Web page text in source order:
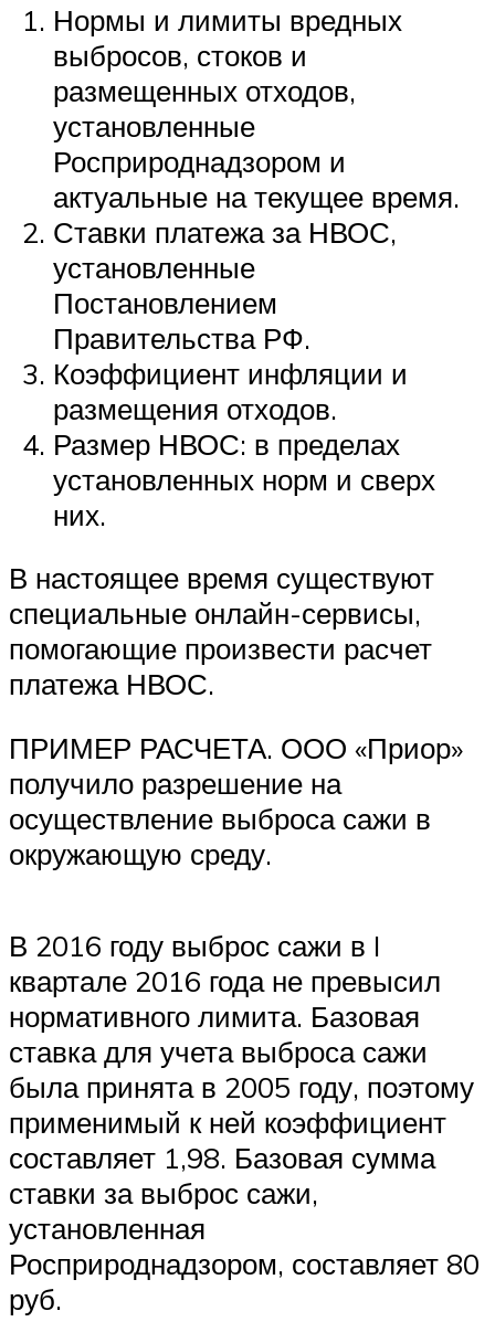
Нормы и лимиты вредных
выбросов, стоков и
размещенных отходов,
установленные
Росприроднадзором и
актуальные на текущее время.
Ставки платежа за НВОС,
установленные
Постановлением
Правительства РФ.
Коэффициент инфляции и
размещения отходов.
Размер НВОС: в пределах
установленных норм и сверх
них.
В настоящее время существуют
специальные онлайн-сервисы,
помогающие произвести расчет
платежа НВОС.
ПРИМЕР РАСЧЕТА. ООО «Приор»
получило разрешение на
осуществление выброса сажи в
окружающую среду.
В 2016 году выброс сажи в I
квартале 2016 года не превысил
нормативного лимита. Базовая
ставка для учета выброса сажи
была принята в 2005 году, поэтому
применимый к ней коэффициент
составляет 1,98. Базовая сумма
ставки за выброс сажи,
установленная
Росприроднадзором, составляет 80
руб.